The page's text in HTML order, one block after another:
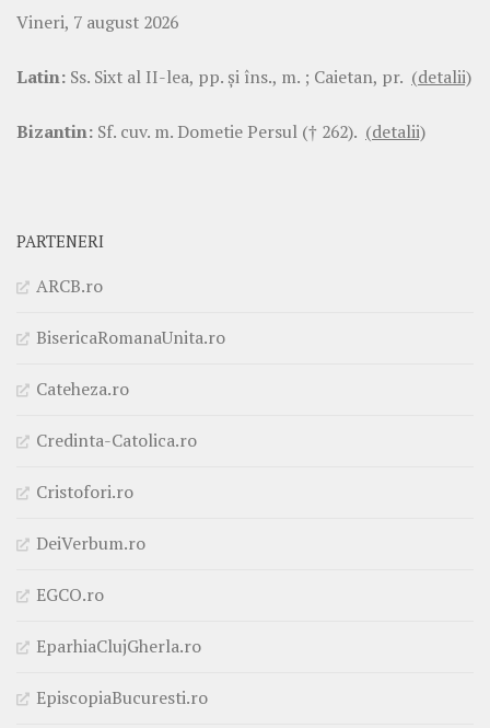
Vineri, 7 august 2026
Latin: Ss. Sixt al II-lea, pp. şi îns., m. ; Caietan, pr. (detalii)
Bizantin: Sf. cuv. m. Dometie Persul († 262). (detalii)
PARTENERI
ARCB.ro
BisericaRomanaUnita.ro
Cateheza.ro
Credinta-Catolica.ro
Cristofori.ro
DeiVerbum.ro
EGCO.ro
EparhiaClujGherla.ro
EpiscopiaBucuresti.ro